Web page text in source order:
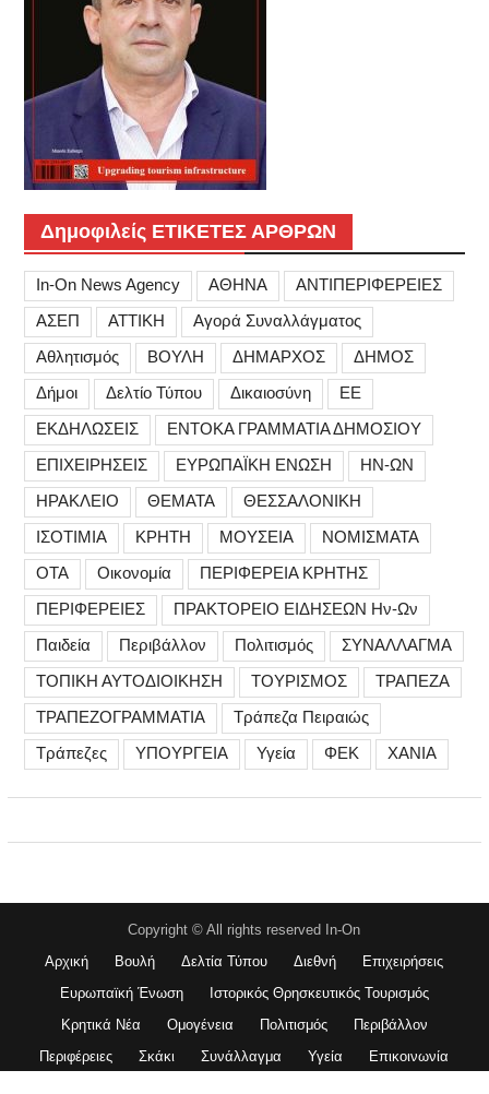
Δημοφιλείς ΕΤΙΚΕΤΕΣ ΑΡΘΡΩΝ
In-On News Agency ΑΘΗΝΑ
ΑΝΤΙΠΕΡΙΦΕΡΕΙΕΣ
ΑΣΕΠ
ΑΤΤΙΚΗ
Αγορά Συναλλάγματος
Αθλητισμός
ΒΟΥΛΗ ΔΗΜΑΡΧΟΣ
ΔΗΜΟΣ
Δήμοι
Δελτίο Τύπου Δικαιοσύνη
ΕΕ
ΕΚΔΗΛΩΣΕΙΣ
ΕΝΤΟΚΑ ΓΡΑΜΜΑΤΙΑ ΔΗΜΟΣΙΟΥ
ΕΠΙΧΕΙΡΗΣΕΙΣ
ΕΥΡΩΠΑΪΚΗ ΕΝΩΣΗ
ΗΝ-ΩΝ
ΗΡΑΚΛΕΙΟ
ΘΕΜΑΤΑ
ΘΕΣΣΑΛΟΝΙΚΗ
ΙΣΟΤΙΜΙΑ
ΚΡΗΤΗ ΜΟΥΣΕΙΑ
ΝΟΜΙΣΜΑΤΑ
ΟΤΑ
Οικονομία
ΠΕΡΙΦΕΡΕΙΑ ΚΡΗΤΗΣ
ΠΕΡΙΦΕΡΕΙΕΣ
ΠΡΑΚΤΟΡΕΙΟ ΕΙΔΗΣΕΩΝ Ην-Ων
Παιδεία
Περιβάλλον Πολιτισμός
ΣΥΝΑΛΛΑΓΜΑ
ΤΟΠΙΚΗ ΑΥΤΟΔΙΟΙΚΗΣΗ
ΤΟΥΡΙΣΜΟΣ
ΤΡΑΠΕΖΑ
ΤΡΑΠΕΖΟΓΡΑΜΜΑΤΙΑ
Τράπεζα Πειραιώς
Τράπεζες
ΥΠΟΥΡΓΕΙΑ Υγεία ΦΕΚ ΧΑΝΙΑ
Copyright © All rights reserved In-On
Αρχική
Βουλή Δελτία Τύπου Διεθνή
Επιχειρήσεις
Ευρωπαϊκή Ένωση
Ιστορικός Θρησκευτικός Τουρισμός
Κρητικά Νέα
Ομογένεια Πολιτισμός
Περιβάλλον
Περιφέρειες
Σκάκι Συνάλλαγμα Υγεία Επικοινωνία